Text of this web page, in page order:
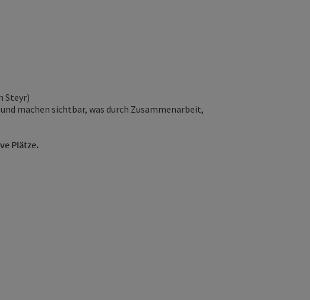
Steyr)
machen sichtbar, was durch Zusammenarbeit,
Plätze.